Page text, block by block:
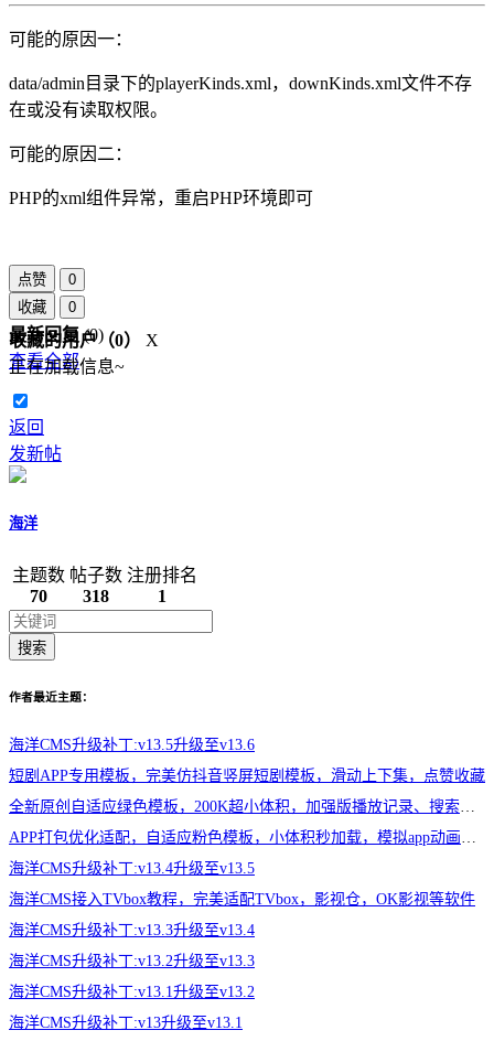
可能的原因一：
data/admin目录下的playerKinds.xml，downKinds.xml文件不存
在或没有读取权限。
可能的原因二：
PHP的xml组件异常，重启PHP环境即可
点赞
0
收藏
0
收藏的用户（0）
X
正在加载信息~
最新回复(0)
查看全部
返回
发新帖
海洋
主题数
70
帖子数
318
注册排名
1
搜索
作者最近主题：
海洋CMS升级补丁:v13.5升级至v13.6
短剧APP专用模板，完美仿抖音竖屏短剧模板，滑动上下集，点赞收藏
海洋CMS升级补丁:v13.4升级至v13.5
海洋CMS接入TVbox教程，完美适配TVbox，影视仓，OK影视等软件
海洋CMS升级补丁:v13.3升级至v13.4
海洋CMS升级补丁:v13.2升级至v13.3
海洋CMS升级补丁:v13.1升级至v13.2
海洋CMS升级补丁:v13升级至v13.1